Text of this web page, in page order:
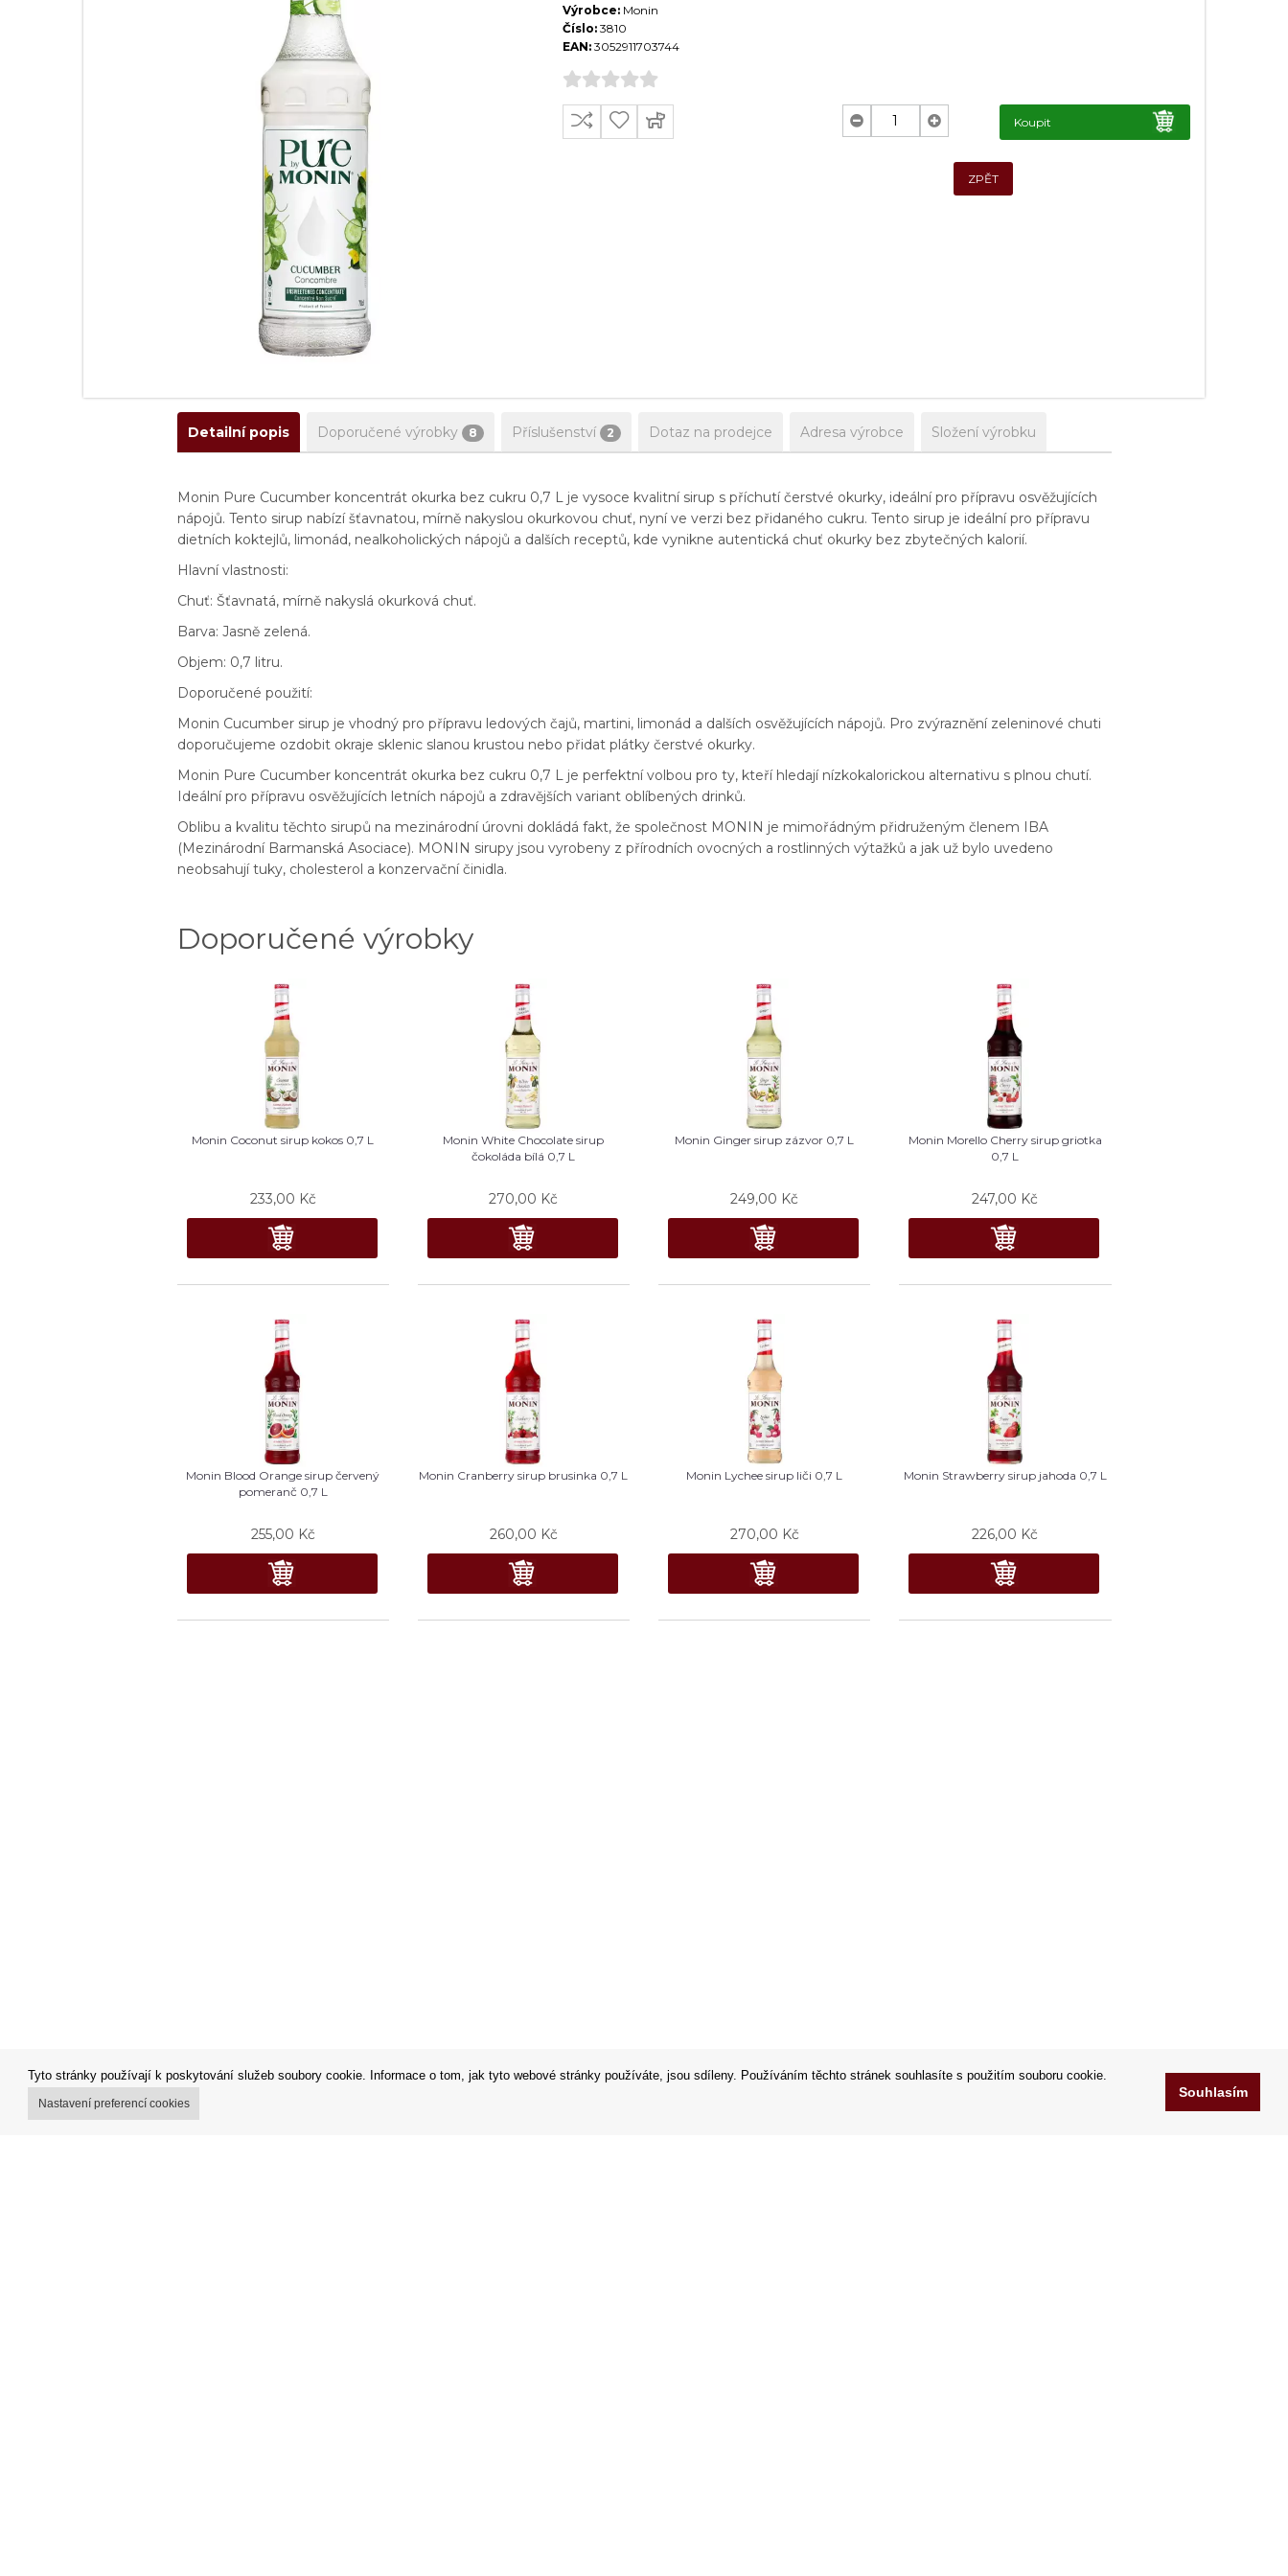
Tyto stránky používají k poskytování služeb soubory cookie. Informace o tom, jak tyto webové stránky používáte, jsou sdíleny. Používáním těchto stránek souhlasíte s použitím souboru cookie.
Nastavení preferencí cookies
Souhlasím
Výrobce: Monin
Číslo: 3810
EAN: 3052911703744
Koupit
ZPĚT
Detailní popis Doporučené výrobky 8 Příslušenství 2 Dotaz na prodejce Adresa výrobce Složení výrobku
Monin Pure Cucumber koncentrát okurka bez cukru 0,7 L je vysoce kvalitní sirup s příchutí čerstvé okurky, ideální pro přípravu osvěžujících
nápojů. Tento sirup nabízí šťavnatou, mírně nakyslou okurkovou chuť, nyní ve verzi bez přidaného cukru. Tento sirup je ideální pro přípravu
dietních koktejlů, limonád, nealkoholických nápojů a dalších receptů, kde vynikne autentická chuť okurky bez zbytečných kalorií.
Hlavní vlastnosti:
Chuť: Šťavnatá, mírně nakyslá okurková chuť.
Barva: Jasně zelená.
Objem: 0,7 litru.
Doporučené použití:
Monin Cucumber sirup je vhodný pro přípravu ledových čajů, martini, limonád a dalších osvěžujících nápojů. Pro zvýraznění zeleninové chuti
doporučujeme ozdobit okraje sklenic slanou krustou nebo přidat plátky čerstvé okurky.
Monin Pure Cucumber koncentrát okurka bez cukru 0,7 L je perfektní volbou pro ty, kteří hledají nízkokalorickou alternativu s plnou chutí.
Ideální pro přípravu osvěžujících letních nápojů a zdravějších variant oblíbených drinků.
Oblibu a kvalitu těchto sirupů na mezinárodní úrovni dokládá fakt, že společnost MONIN je mimořádným přidruženým členem IBA
(Mezinárodní Barmanská Asociace). MONIN sirupy jsou vyrobeny z přírodních ovocných a rostlinných výtažků a jak už bylo uvedeno
neobsahují tuky, cholesterol a konzervační činidla.
Doporučené výrobky
Monin Coconut sirup kokos 0,7 L
233,00 Kč
Monin White Chocolate sirup
čokoláda bílá 0,7 L
270,00 Kč
Monin Ginger sirup zázvor 0,7 L
249,00 Kč
Monin Morello Cherry sirup griotka
0,7 L
247,00 Kč
Monin Blood Orange sirup červený
pomeranč 0,7 L
255,00 Kč
Monin Cranberry sirup brusinka 0,7 L
260,00 Kč
Monin Lychee sirup liči 0,7 L
270,00 Kč
Monin Strawberry sirup jahoda 0,7 L
226,00 Kč